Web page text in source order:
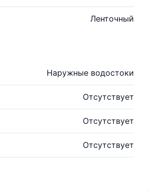
Ленточный
Наружные водостоки
Отсутствует
Отсутствует
Отсутствует